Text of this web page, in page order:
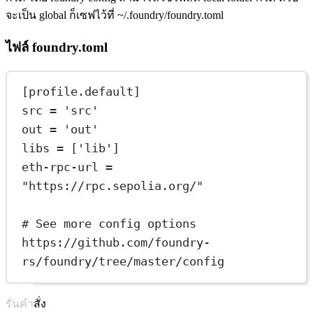
จะเป็น global ก็เซฟไว้ที่ ~/.foundry/foundry.toml
ไฟล์ foundry.toml
[profile . default]
src =
'src'
out =
'out'
libs = [ 'lib' ]
"https://rpc.sepolia.org/"
# See more config options
https://github.com/foundry-
rs/foundry/tree/master/config
รันคำสั่ง